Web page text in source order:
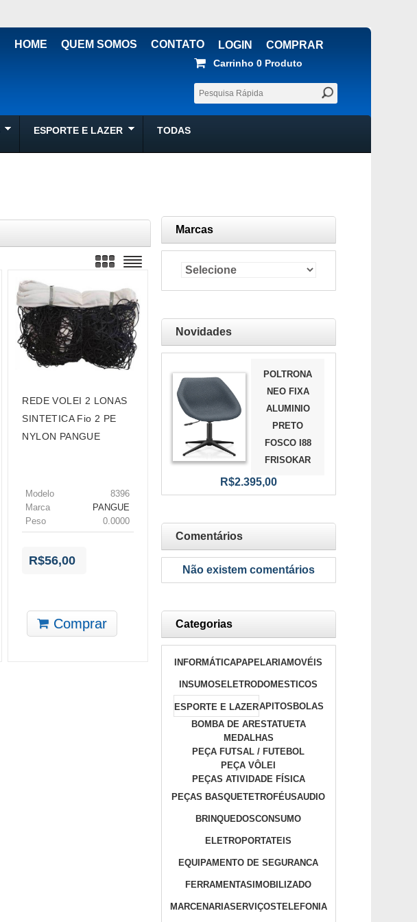
HOME QUEM SOMOS CONTATO COMPRAR
LOGIN
Carrinho 0 Produto
ESPORTE E LAZER TODAS
REDE VOLEI 2 LONAS
SINTETICA Fio 2 PE
NYLON PANGUE
Modelo
8396
Marca
PANGUE
Peso
0.0000
R$56,00
Comprar
Marcas
Novidades
POLTRONA
NEO FIXA
ALUMINIO
PRETO
FOSCO I88
FRISOKAR
R$2.395,00
Comentários
Não existem comentários
Categorias
INFORMÁTICAPAPELARIAMOVÉIS
INSUMOS ELETRODOMESTICOS
ESPORTE E LAZERAPITOS BOLAS
BOMBA DE ARESTATUETA
MEDALHAS
PEÇA FUTSAL / FUTEBOL
PEÇA VÔLEI
PEÇAS ATIVIDADE FÍSICA
PEÇAS BASQUETETROFÉUSAUDIO
BRINQUEDOSCONSUMO
ELETROPORTATEIS
EQUIPAMENTO DE SEGURANCA
FERRAMENTAS IMOBILIZADO
MARCENARIASERVIÇOSTELEFONIA